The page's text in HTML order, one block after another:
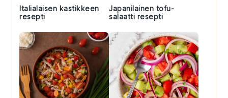
Italialaisen kastikkeen
resepti
Japanilainen tofu-
salaatti resepti